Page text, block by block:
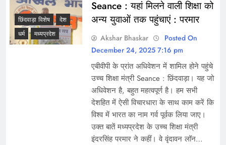
छिंदवाड़ा विशेष
देश
धर्म
मध्यप्रदेश
Seance : यहां मिलने वाली शिक्षा को
अन्य युवाओं तक पहुंचाएं : परमार
Akshar Bhaskar
Posted On
December 24, 2025 7:16 pm
एबीवीपी के प्रांत अधिवेशन में शामिल होने पहुंचे
उच्च शिक्षा मंत्री Seance : छिंदवाड़ा। यह जो
अधिवेशन है, बहुत महत्वपूर्ण है। हम सभी
देशहित में ऐसी विचारधारा के साथ काम करें कि
विश्व में भारत का नाम गर्व पूर्वक लिया जाए।
उक्त बातें मध्यप्रदेश के उच्च शिक्षा मंत्री
इंदरसिंह परमार ने कहीं। वे वृंदावन लॉन…